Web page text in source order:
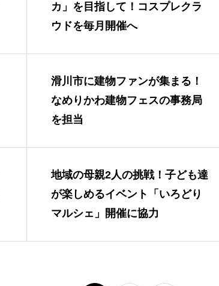
カ」を目指して！コスプレクラ
ウドを毎月開催へ
滑川市に建物ファンが集まる！
なめりかわ建物フェスの事務局
を担当
地域の母親2人の挑戦！子ども達
が楽しめるイベント「いろどり
マルシェ」開催に協力